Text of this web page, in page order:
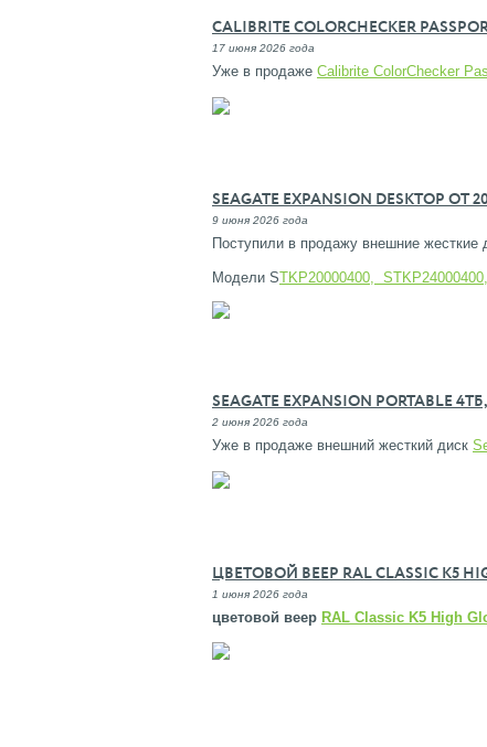
CALIBRITE COLORCHECKER
17 июня 2026 года
Уже в продаже Calibrite ColorChecker
SEAGATE EXPANSION DESKTOP ОТ
9 июня 2026 года
Поступили в продажу внешние
Модели STKP20000400,
SEAGATE EXPANSION PORTABLE
2 июня 2026 года
Уже в продаже внешний жесткий диск
ЦВЕТОВОЙ ВЕЕР RAL CLASSIC K5
1 июня 2026 года
цветовой веер RAL Classic K5 High